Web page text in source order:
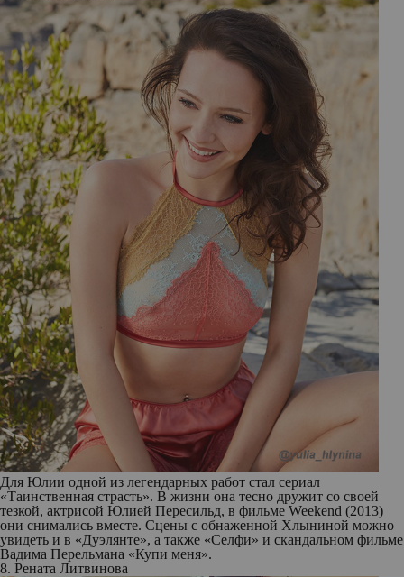
Для Юлии одной из легендарных работ стал сериал
«Таинственная страсть». В жизни она тесно дружит со своей
тезкой, актрисой Юлией Пересильд, в фильме Weekend (2013)
они снимались вместе. Сцены с обнаженной Хлыниной можно
увидеть и в «Дуэлянте», а также «Селфи» и скандальном фильме
Вадима Перельмана «Купи меня».
8. Рената Литвинова